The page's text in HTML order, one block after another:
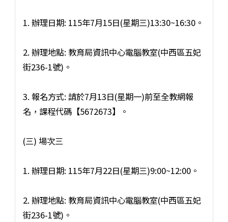
1. 辦理日期: 115年7月15日(星期三)13:30~16:30。
2. 辦理地點: 教育局資訊中心電腦教室(中西區五妃
街236-1號)。
3. 報名方式: 請於7月13日(星期一)前至全教網報
名，課程代碼【5672673】。
(三) 場次三
1. 辦理日期: 115年7月22日(星期三)9:00~12:00。
2. 辦理地點: 教育局資訊中心電腦教室(中西區五妃
街236-1號)。